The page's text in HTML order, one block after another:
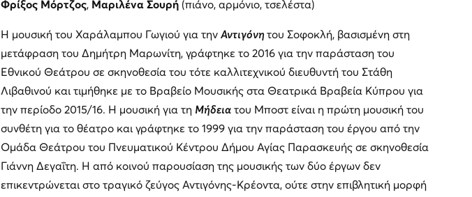
Φρίξος Μόρτζος, Μαριλένα Σουρή(πιάνο, αρμόνιο, τσελέστα)
Η μουσική του Χαράλαμπου Γωγιού για την Αντιγόνητου Σοφοκλή, βασισμένη στη
μετάφραση του Δημήτρη Μαρωνίτη, γράφτηκε το 2016 για την παράσταση του
Εθνικού Θεάτρου σε σκηνοθεσία του τότε καλλιτεχνικού διευθυντή του Στάθη
Λιβαθινού και τιμήθηκε με το Βραβείο Μουσικής στα Θεατρικά Βραβεία Κύπρου για
την περίοδο 2015/16. Η μουσική για τη Μήδειατου Μποστ είναι η πρώτη μουσική του
συνθέτη για το θέατρο και γράφτηκε το 1999 για την παράσταση του έργου από την
Ομάδα Θεάτρου του Πνευματικού Κέντρου Δήμου Αγίας Παρασκευής σε σκηνοθεσία
Γιάννη Δεγαΐτη. Η από κοινού παρουσίαση της μουσικής των δύο έργων δεν
επικεντρώνεται στο τραγικό ζεύγος Αντιγόνης-Κρέοντα, ούτε στην επιβλητική μορφή